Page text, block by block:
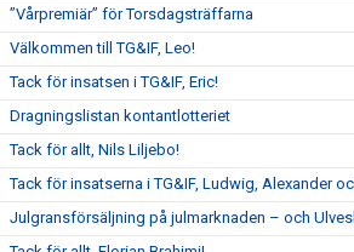
”Vårpremiär” för Torsdagsträffarna
Välkommen till TG&IF, Leo!
Tack för insatsen i TG&IF, Eric!
Dragningslistan kontantlotteriet
Tack för allt, Nils Liljebo!
Tack för insatserna i TG&IF, Ludwig, Alexander
Julgransförsäljning på julmarknaden – och